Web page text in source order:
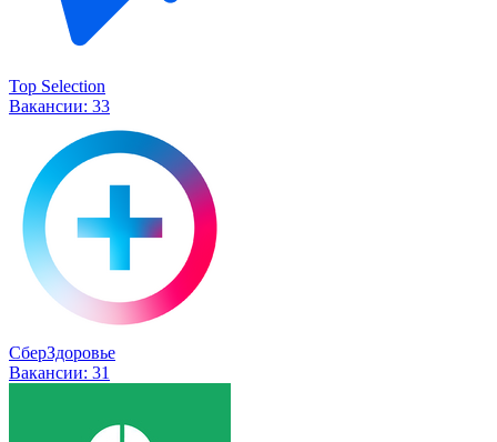
Top Selection
Вакансии: 33
СберЗдоровье
Вакансии: 31